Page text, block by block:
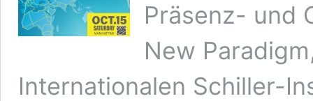
Präsenz- und
New
Internationalen Schiller-